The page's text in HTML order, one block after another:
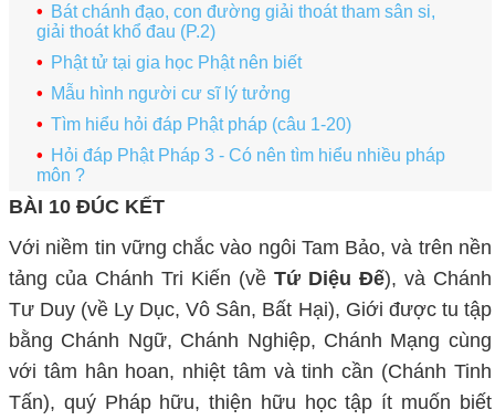
Bát chánh đạo, con đường giải thoát tham sân si,
giải thoát khổ đau (P.2)
Phật tử tại gia học Phật nên biết
Mẫu hình người cư sĩ lý tưởng
Tìm hiểu hỏi đáp Phật pháp (câu 1-20)
Hỏi đáp Phật Pháp 3 - Có nên tìm hiểu nhiều pháp
môn ?
BÀI 10 ĐÚC KẾT
Với niềm tin vững chắc vào ngôi Tam Bảo, và trên nền
tảng của Chánh Tri Kiến (về Tứ Diệu Đế), và Chánh
Tư Duy (về Ly Dục, Vô Sân, Bất Hại), Giới được tu tập
bằng Chánh Ngữ, Chánh Nghiệp, Chánh Mạng cùng
với tâm hân hoan, nhiệt tâm và tinh cần (Chánh Tinh
Tấn), quý Pháp hữu, thiện hữu học tập ít muốn biết